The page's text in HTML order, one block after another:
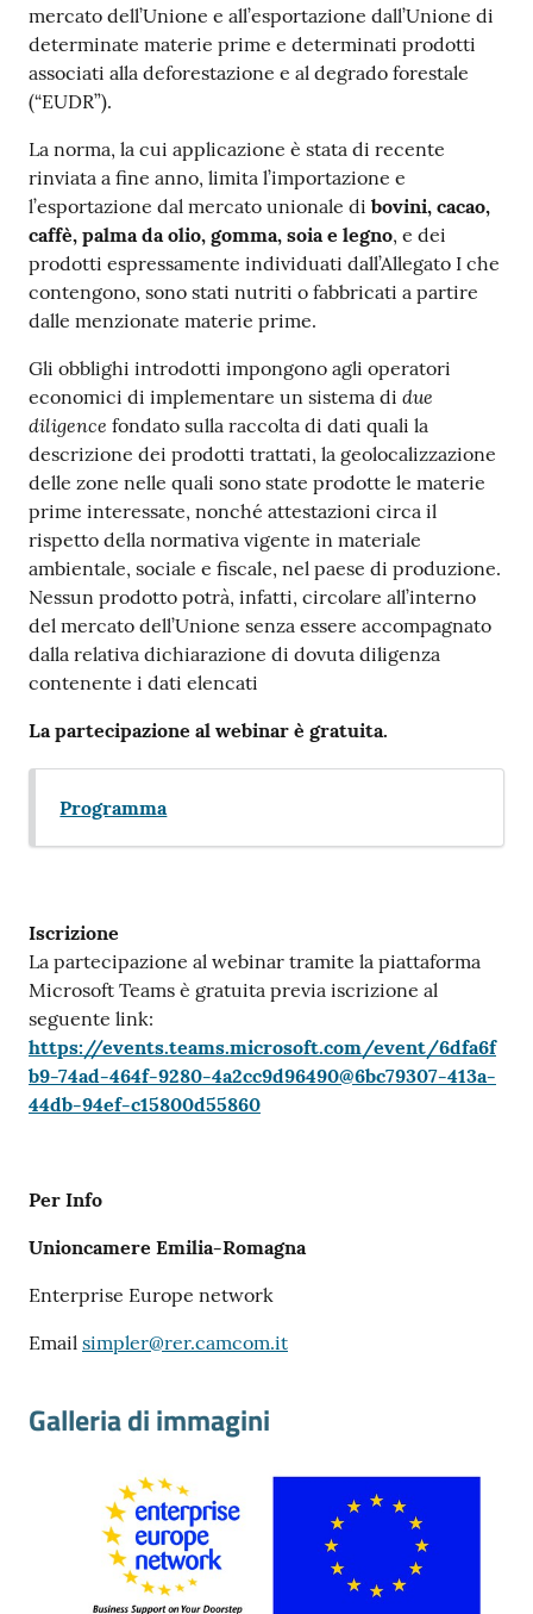
RSS
Seguici
su
mercato dell’Unione e all’esportazione dall’Unione di
determinate materie prime e determinati prodotti
associati alla deforestazione e al degrado forestale
(“EUDR”).
La norma, la cui applicazione è stata di recente
rinviata a fine anno, limita l’importazione e
l’esportazione dal mercato unionale di bovini, cacao,
caffè, palma da olio, gomma, soia e legno, e dei
prodotti espressamente individuati dall’Allegato I che
contengono, sono stati nutriti o fabbricati a partire
dalle menzionate materie prime.
Gli obblighi introdotti impongono agli operatori
economici di implementare un sistema di due
diligence fondato sulla raccolta di dati quali la
descrizione dei prodotti trattati, la geolocalizzazione
delle zone nelle quali sono state prodotte le materie
prime interessate, nonché attestazioni circa il
rispetto della normativa vigente in materiale
ambientale, sociale e fiscale, nel paese di produzione.
Nessun prodotto potrà, infatti, circolare all’interno
del mercato dell’Unione senza essere accompagnato
dalla relativa dichiarazione di dovuta diligenza
contenente i dati elencati
La partecipazione al webinar è gratuita.
Programma
Iscrizione
La partecipazione al webinar tramite la piattaforma
Microsoft Teams è gratuita previa iscrizione al
seguente link:
https://events.teams.microsoft.com/event/6dfa6f
b9-74ad-464f-9280-4a2cc9d96490@6bc79307-413a-
44db-94ef-c15800d55860
Per Info
Unioncamere Emilia-Romagna
Enterprise Europe network
Email simpler@rer.camcom.it
Galleria di immagini